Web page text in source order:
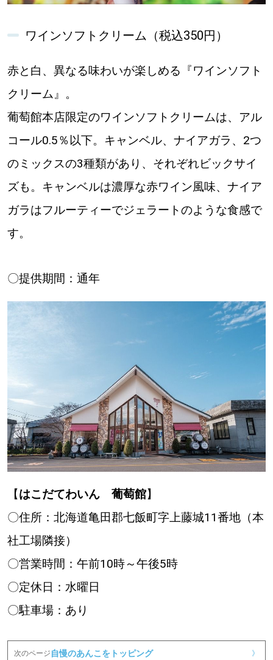
ワインソフトクリーム（税込350円）
赤と白、異なる味わいが楽しめる『ワインソフト
クリーム』。
葡萄館本店限定のワインソフトクリームは、アル
コール0.5％以下。キャンベル、ナイアガラ、2つ
のミックスの3種類があり、それぞれビックサイ
ズも。キャンベルは濃厚な赤ワイン風味、ナイア
ガラはフルーティーでジェラートのような食感で
す。
〇提供期間：通年
【はこだてわいん 葡萄館】
〇住所：北海道亀田郡七飯町字上藤城11番地（本
社工場隣接）
〇営業時間：午前10時～午後5時
〇定休日：水曜日
〇駐車場：あり
次のページ 自慢のあんこをトッピング 》